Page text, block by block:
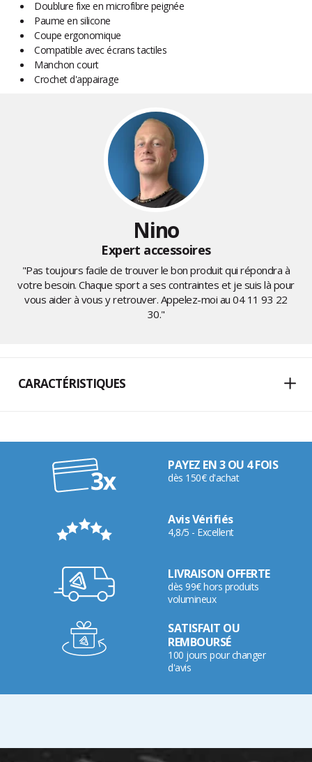
Doublure fixe en microfibre peignée
Paume en silicone
Coupe ergonomique
Compatible avec écrans tactiles
Manchon court
Crochet d'appairage
Nino
Expert accessoires
"Pas toujours facile de trouver le bon produit qui répondra à
votre besoin. Chaque sport a ses contraintes et je suis là pour
vous aider à vous y retrouver. Appelez-moi au04 11 93 22
30."
CARACTÉRISTIQUES
PAYEZ EN 3 OU 4 FOIS
dès 150€ d'achat
Avis Vérifiés
4,8/5 - Excellent
LIVRAISON OFFERTE
dès 99€ hors produits
volumineux
SATISFAIT OU
REMBOURSÉ
100 jours pour changer
d'avis